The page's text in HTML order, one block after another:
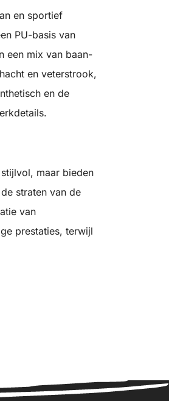
en sportief
PU-basis van
een mix van baan-
en veterstrook,
en de
maar bieden
straten van de
van
prestaties, terwijl